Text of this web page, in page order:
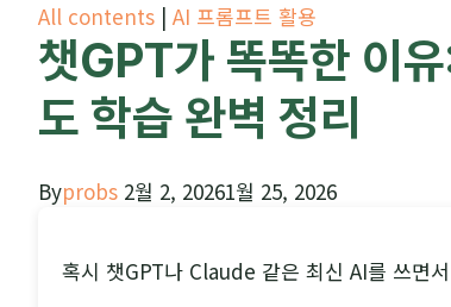
All contents | AI 프롬프트 활용
챗GPT가 똑똑한 이
도 학습 완벽 정리
Byprobs 2월 2, 20261월 25, 2026
혹시 챗GPT나 Claude 같은 최신 AI를 쓰면